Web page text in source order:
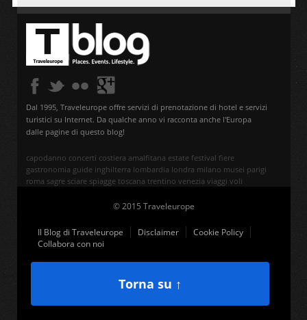
Dal 1995, Traveleurope offre servizi di prenotazione di hotel e servizi
turistici su Internet. Da qualche anno vi racconta anche l'Europa
dalle pagine di questo blog!
capodanno concerti costiera amalfitana estate festival fiere
gastronomia guide inghilterra lombardia londra milano musei parigi
roma sagre sciare spiagge toscana trentino venezia viaggi voli
© 2015 Traveleurope
Il Blog di Traveleurope Disclaimer
Cookie Policy
Collabora con noi
Torna su ↑